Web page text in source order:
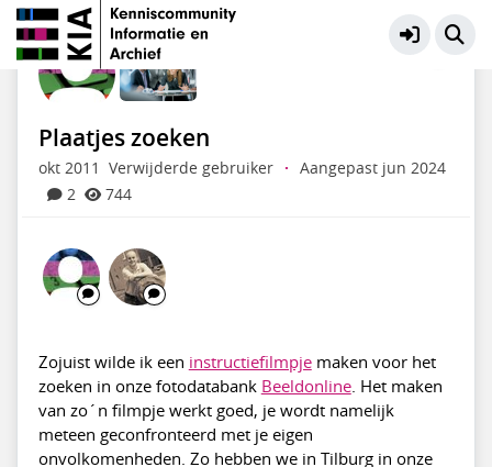
KIA Community Meer
Plaatjes zoeken
okt 2011 Verwijderde gebruiker ·
Aangepast jun 2024
2
744
Zojuist wilde ik een instructiefilmpjemaken voor het
zoeken in onze fotodatabank Beeldonline. Het maken
van zo´n filmpje werkt goed, je wordt namelijk
meteen geconfronteerd met je eigen
onvolkomenheden. Zo hebben we in Tilburg in onze